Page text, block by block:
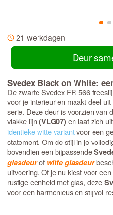
21 werkdagen
Deur
Svedex Black on White:
De zwarte Svedex FR 566
voor je interieur en maakt deel
serie. Deze deur is voorzien van
vlakke lijn(VLG07) en laat zich
identieke witte variantvoor een
statement. Om de stijl in je
bovendien een bijpassende
glasdeurof witte glasdeur
uitvoering. Of je nu kiest voor
rustige eenheid met glas, deze
voor een harmonieus en stijlvol